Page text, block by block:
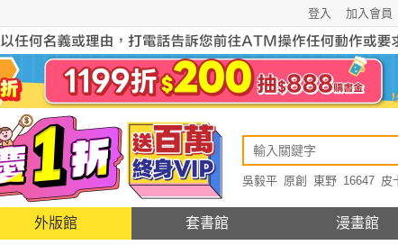
加入會員
登入
吳毅平 原創 東野 16647 皮
外版館 套書館 漫畫館